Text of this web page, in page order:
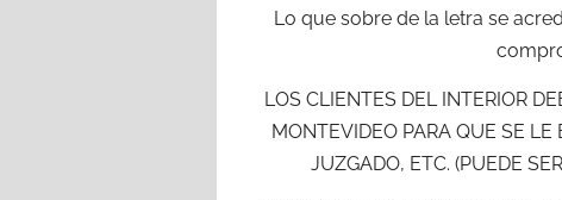
Lo que sobre de la letra se
LOS CLIENTES DEL INTERIOR
MONTEVIDEO PARA QUE SE
JUZGADO, ETC. (PUEDE